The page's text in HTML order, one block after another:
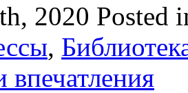
2020 Posted
,
впечатления